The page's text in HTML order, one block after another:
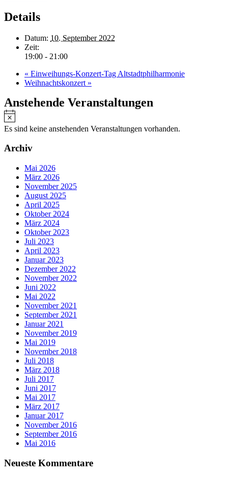
Details
Datum: 10. September 2022
Zeit:
19:00 - 21:00
« Einweihungs-Konzert-Tag Altstadtphilharmonie
Weihnachtskonzert »
Anstehende Veranstaltungen
Hinweis
Es sind keine anstehenden Veranstaltungen vorhanden.
Archiv
Mai 2026
März 2026
November 2025
August 2025
April 2025
Oktober 2024
März 2024
Oktober 2023
Juli 2023
April 2023
Januar 2023
Dezember 2022
November 2022
Juni 2022
Mai 2022
November 2021
September 2021
Januar 2021
November 2019
Mai 2019
November 2018
Juli 2018
März 2018
Juli 2017
Juni 2017
Mai 2017
März 2017
Januar 2017
November 2016
September 2016
Mai 2016
Neueste Kommentare